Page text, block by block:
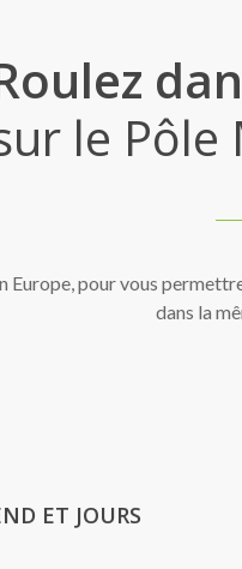
le Pôle
Europe, pour vous
dans la
ET JOURS